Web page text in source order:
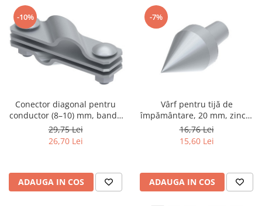
-10%
Conector diagonal pentru
conductor (8–10) mm, bandă
conductoare până la 40 mm și
tijă de 20 mm, zinc
29,75 Lei
26,70 Lei
ADAUGA IN COS
-7%
Vârf pentru tijă de
împământare, 20 mm, zincat
electrolitic (StZn)
16,76 Lei
15,60 Lei
ADAUGA IN COS